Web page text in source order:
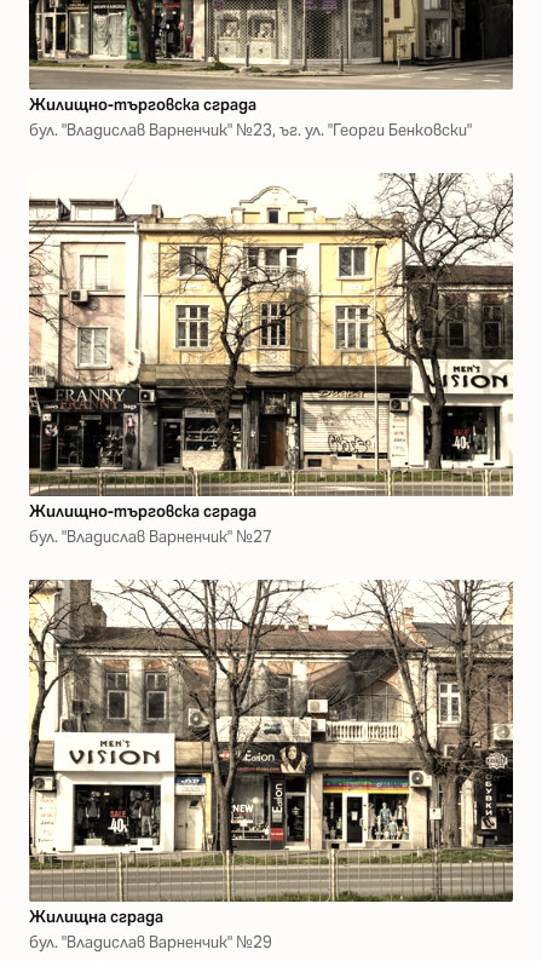
Жилищно-търговска сграда
бул. "Владислав Варненчик" №23, ъг. ул. "Георги Бенковски"
Жилищно-търговска сграда
бул. "Владислав Варненчик" №27
Жилищна сграда
бул. "Владислав Варненчик" №29